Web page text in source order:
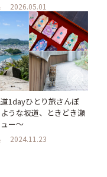
2026.05.01
1dayひとり旅さんぽ
うな坂道、ときどき瀬
ー～
2024.11.23